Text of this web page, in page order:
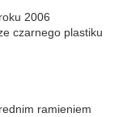
2006
czarnego plastiku
ramieniem